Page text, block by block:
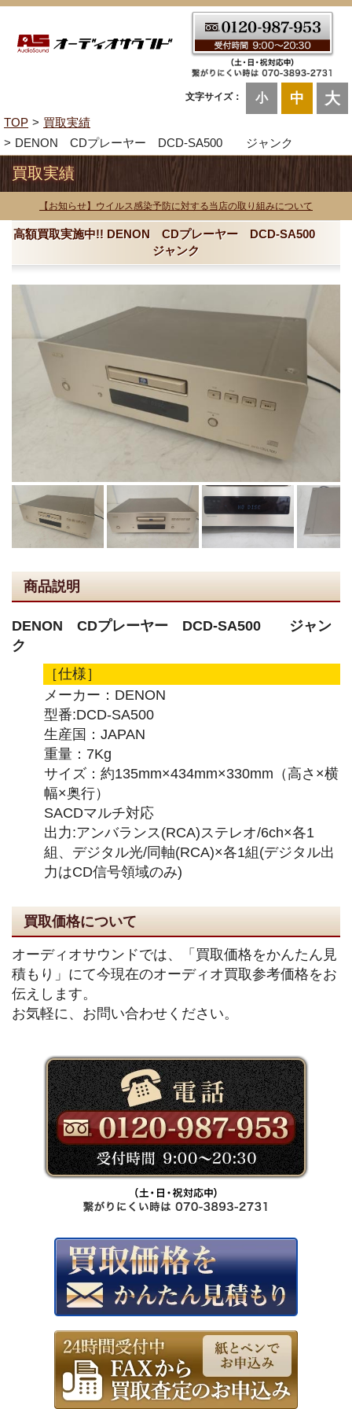
文字サイズ： 小 中 大
TOP
買取実績
DENON CDプレーヤー DCD-SA500 ジャンク
買取実績
【お知らせ】ウイルス感染予防に対する当店の取り組みについて
高額買取実施中!! DENON CDプレーヤー DCD-SA500
ジャンク
商品説明
DENON CDプレーヤー DCD-SA500 ジャン
ク
［仕様］
メーカー：DENON
型番:DCD-SA500
生産国：JAPAN
重量：7Kg
サイズ：約135mm×434mm×330mm（高さ×横
幅×奥行）
SACDマルチ対応
出力:アンバランス(RCA)ステレオ/6ch×各1
組、デジタル光/同軸(RCA)×各1組(デジタル出
力はCD信号領域のみ)
買取価格について
オーディオサウンドでは、「買取価格をかんたん見
積もり」にて今現在のオーディオ買取参考価格をお
伝えします。
お気軽に、お問い合わせください。